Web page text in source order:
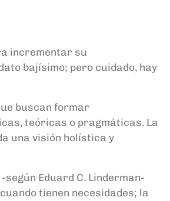
incrementar su
bajísimo; pero cuidado, hay
buscan formar
teóricas o pragmáticas. La
una visión holística y
Eduard C. Linderman-
tienen necesidades; la